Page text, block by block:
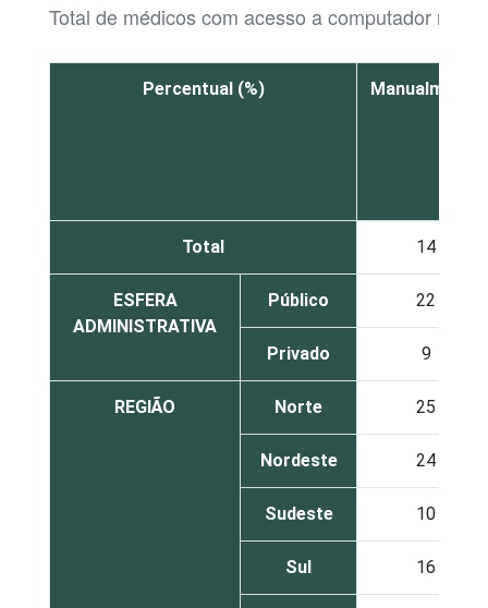
Total de médicos com acesso a computador no
Percentual (%) Manualmente
Total 14
ESFERA
ADMINISTRATIVA
Público 22
Privado 9
REGIÃO Norte 25
Nordeste 24
Sudeste 10
Sul 16